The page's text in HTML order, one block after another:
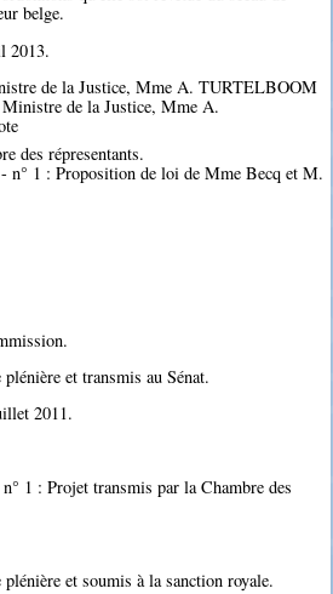
belge.
2013.
de la Justice, Mme A. TURTELBOOM
de la Justice, Mme A.
des répresentants.
n° 1 : Proposition de loi de Mme Becq et M.
et transmis au Sénat.
2011.
1 : Projet transmis par la Chambre des
plénière et soumis à la sanction royale.